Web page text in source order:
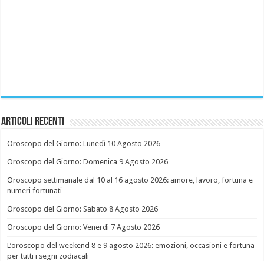
Articoli recenti
Oroscopo del Giorno: Lunedì 10 Agosto 2026
Oroscopo del Giorno: Domenica 9 Agosto 2026
Oroscopo settimanale dal 10 al 16 agosto 2026: amore, lavoro, fortuna e
numeri fortunati
Oroscopo del Giorno: Sabato 8 Agosto 2026
Oroscopo del Giorno: Venerdì 7 Agosto 2026
L’oroscopo del weekend 8 e 9 agosto 2026: emozioni, occasioni e fortuna
per tutti i segni zodiacali